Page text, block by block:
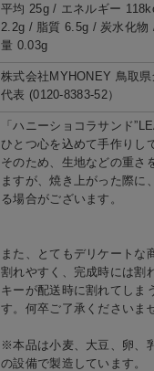
平均 25g / エネルギー
2.2g / 脂質 6.5g / 炭水化物
量 0.03g
株式会社MYHONEY 鳥取
代表 (0120-8383-52）
「ハニーショコラサンド
ひとつ心を込めて手作りし
そのため、生地などの重さ
ますが、焼き上がった際に
る場合がございます。
また、とてもデリケートな
割れやすく、完成時には割
キーが配送時に割れてしま
す。何卒ご了承くださいま
※本品は小麦、大豆、卵、
の設備で製造しています。